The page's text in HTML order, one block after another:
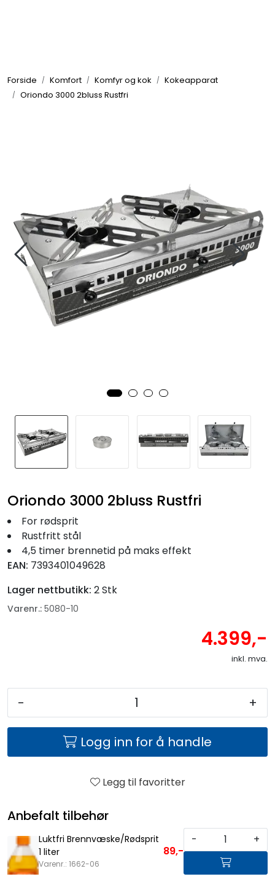
Forside Komfort Komfyr og kok
Kokeapparat
Oriondo 3000 2bluss Rustfri
Oriondo 3000 2bluss Rustfri
For rødsprit
Rustfritt stål
4,5 timer brennetid på maks effekt
EAN: 7393401049628
Lager nettbutikk: 2 Stk
Varenr.: 5080-10
4.399,-
inkl. mva.
- +
Logg inn for å handle
Legg til favoritter
Anbefalt tilbehør
Luktfri Brennvæske/Rødsprit
1 liter
Varenr.: 1662-06
89,-
- +
Elektrisk
Motor/Styring
Fortøyning
Fritid/Sikkerhet
Nyheter